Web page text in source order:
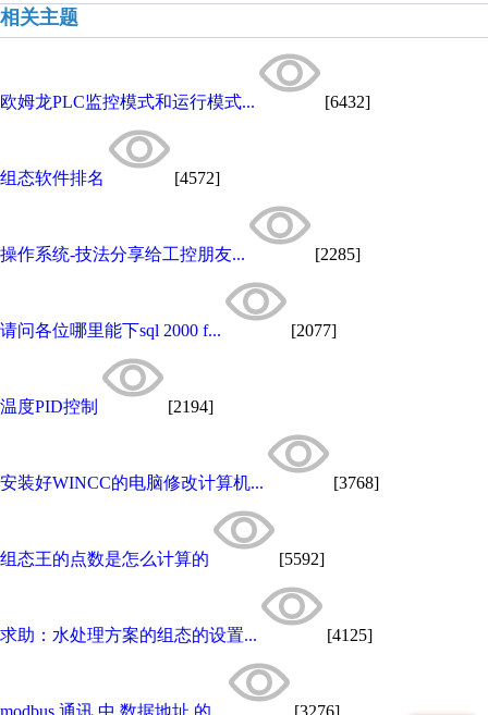
相关主题
欧姆龙PLC监控模式和运行模式... [6432]
组态软件排名 [4572]
操作系统-技法分享给工控朋友... [2285]
请问各位哪里能下sql 2000 f... [2077]
温度PID控制 [2194]
安装好WINCC的电脑修改计算机... [3768]
组态王的点数是怎么计算的 [5592]
求助：水处理方案的组态的设置... [4125]
modbus 通讯 中 数据地址 的... [3276]